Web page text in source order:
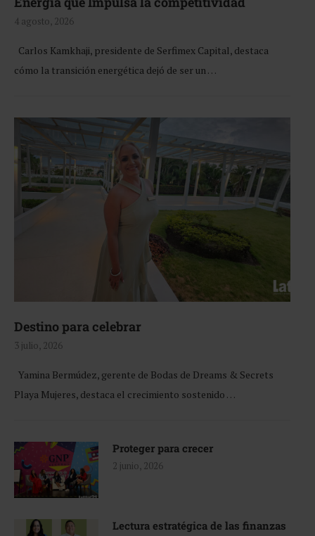
4 agosto, 2026
Carlos Kamkhaji, presidente de Serfimex Capital, destaca
cómo la transición energética dejó de ser un …
Destino para celebrar
3 julio, 2026
Yamina Bermúdez, gerente de Bodas de Dreams & Secrets
Playa Mujeres, destaca el crecimiento sostenido …
Proteger para crecer
2 junio, 2026
Lectura estratégica de las finanzas